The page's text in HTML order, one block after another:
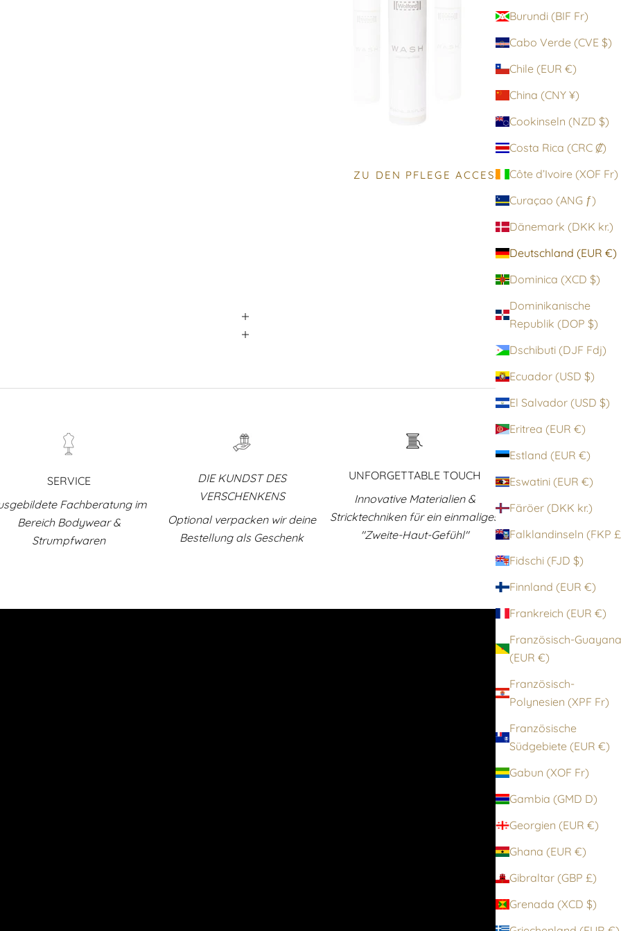
Burundi (BIF Fr)
Cabo Verde (CVE $)
Chile (EUR €)
China (CNY ¥)
Cookinseln (NZD $)
Costa Rica (CRC ₡)
Côte d’Ivoire (XOF Fr)
Curaçao (ANG ƒ)
Dänemark (DKK kr.)
Deutschland (EUR €)
Dominica (XCD $)
Dominikanische
Republik (DOP $)
Dschibuti (DJF Fdj)
Ecuador (USD $)
El Salvador (USD $)
Eritrea (EUR €)
Estland (EUR €)
Eswatini (EUR €)
Färöer (DKK kr.)
Fidschi (FJD $)
Finnland (EUR €)
Frankreich (EUR €)
Französisch-Guayana
(EUR €)
Französisch-
Polynesien (XPF Fr)
Französische
Südgebiete (EUR €)
Gabun (XOF Fr)
Gambia (GMD D)
Georgien (EUR €)
Ghana (EUR €)
Gibraltar (GBP £)
Grenada (XCD $)
ZU DEN PFLEGE ACCESSOIRES
SERVICE
Fachberatung im
Bereich Bodywear &
Strumpfwaren
DIE KUNDST DES
VERSCHENKENS
Optional verpacken wir deine
Bestellung als Geschenk
UNFORGETTABLE TOUCH
Innovative Materialien &
Stricktechniken für ein einmaliges
"Zweite-Haut-Gefühl"